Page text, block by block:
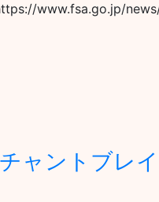
www.fsa.go.jp/
ャントブレ